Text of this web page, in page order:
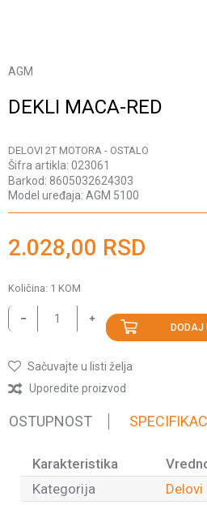
AGM
DEKLI MACA-RED
DELOVI 2T MOTORA - OSTALO
Šifra artikla: 023061
Barkod: 8605032624303
Model uređaja: AGM 5100
2.028,00 RSD
Količina: 1 KOM
DODAJ
Sačuvajte u listi želja
Uporedite proizvod
Karakteristika
Kategorija